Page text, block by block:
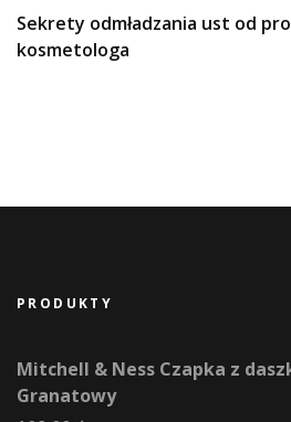
Sekrety odmładzania ust od
kosmetologa
PRODUKTY
Mitchell & Ness Czapka z
Granatowy